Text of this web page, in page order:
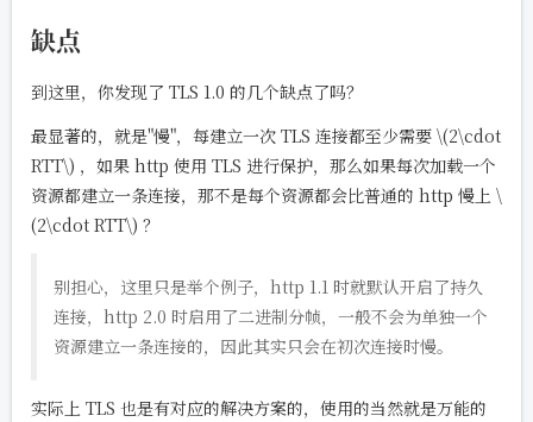
缺点
到这里，你发现了 TLS 1.0 的几个缺点了吗？
最显著的，就是"慢"，每建立一次 TLS 连接都至少需要 \(2\cdot
RTT\) ，如果 http 使用 TLS 进行保护，那么如果每次加载一个
资源都建立一条连接，那不是每个资源都会比普通的 http 慢上 \
(2\cdot RTT\) ？
别担心，这里只是举个例子，http 1.1 时就默认开启了持久
连接，http 2.0 时启用了二进制分帧，一般不会为单独一个
资源建立一条连接的，因此其实只会在初次连接时慢。
实际上 TLS 也是有对应的解决方案的，使用的当然就是万能的